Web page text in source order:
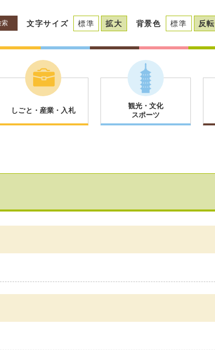
索 文字サイズ 標準 拡大 背景色 標準 反転
しごと・産業・入札
観光・文化
スポーツ